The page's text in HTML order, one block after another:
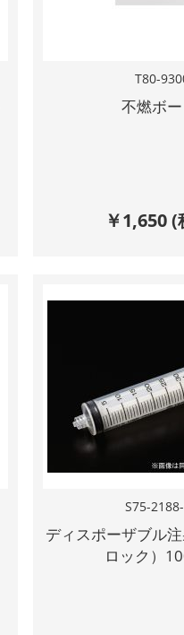
T80-
不燃ボ
￥1,650(
S75-
ディスポーザブル
ロック）